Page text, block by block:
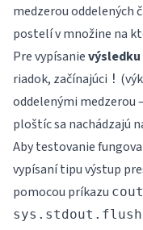
medzerou oddelených
postelí v množine na
Pre vypísanievýsledku
riadok, začínajúci !
oddelenými medzerou –
ploštíc sa nachádzajú
Aby testovanie
vypísaní tipu výstup
pomocou príkazu